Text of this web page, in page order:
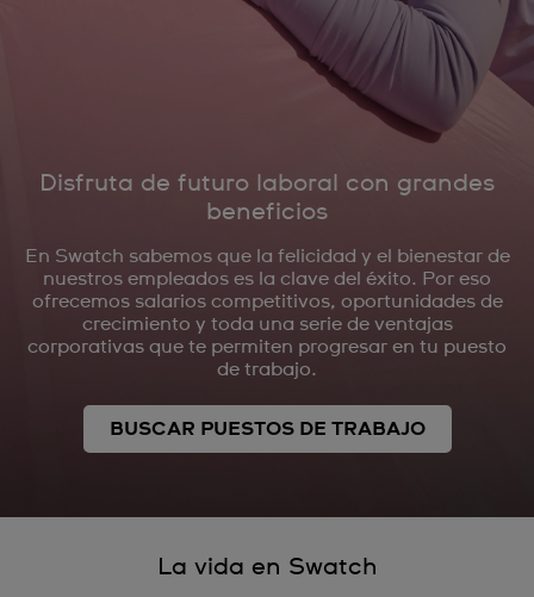
Disfruta de futuro laboral con grandes
beneficios
En Swatch sabemos que la felicidad y el bienestar de
nuestros empleados es la clave del éxito. Por eso
ofrecemos salarios competitivos, oportunidades de
crecimiento y toda una serie de ventajas
corporativas que te permiten progresar en tu puesto
de trabajo.
BUSCAR PUESTOS DE TRABAJO
La vida en Swatch